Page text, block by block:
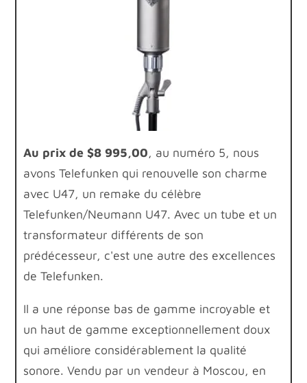
Au prix de $8 995,00, au numéro 5, nous
avons Telefunken qui renouvelle son charme
avec U47, un remake du célèbre
Telefunken/Neumann U47. Avec un tube et un
transformateur différents de son
prédécesseur, c'est une autre des excellences
de Telefunken.
Il a une réponse bas de gamme incroyable et
un haut de gamme exceptionnellement doux
qui améliore considérablement la qualité
sonore. Vendu par un vendeur à Moscou, en